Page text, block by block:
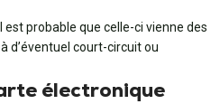
est probable que celle-ci vienne des
d’éventuel court-circuit ou
électronique